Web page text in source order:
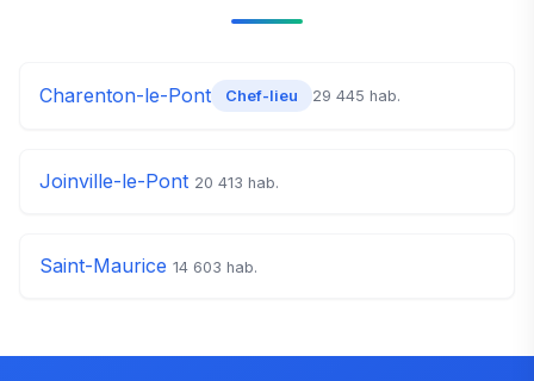
Charenton-le-Pont Chef-lieu 29 445 hab.
Joinville-le-Pont 20 413 hab.
Saint-Maurice 14 603 hab.